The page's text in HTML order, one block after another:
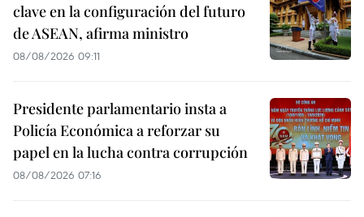
clave en la configuración del futuro
de ASEAN, afirma ministro
08/08/2026 09:11
Presidente parlamentario insta a
Policía Económica a reforzar su
papel en la lucha contra corrupción
08/08/2026 07:16